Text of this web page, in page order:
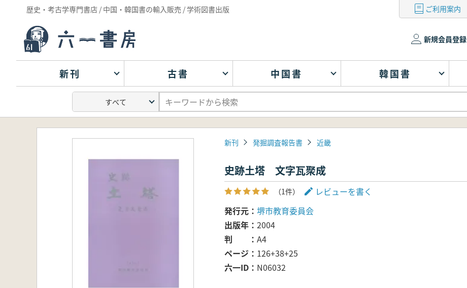
歴史・考古学専門書店 / 中国・韓国書の輸入販売 / 学術図書出版 ご利用案内
新規会員登録
新刊 古書 中国書 韓国書
新刊 発掘調査報告書 近畿
史跡土塔 文字瓦聚成
（1件）
レビューを書く
発行元
堺市教育委員会
出版年
2004
判
A4
ページ
126+38+25
六一ID
N06032